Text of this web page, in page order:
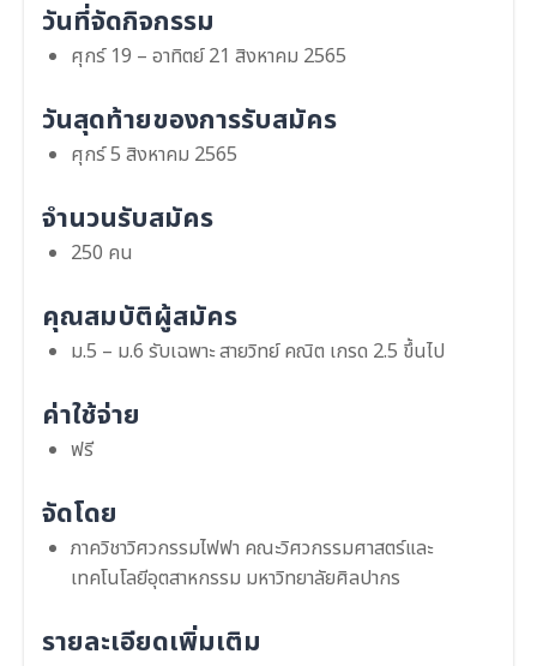
วันที่จัดกิจกรรม
ศุกร์ 19 – อาทิตย์ 21 สิงหาคม 2565
วันสุดท้ายของการรับสมัคร
ศุกร์ 5 สิงหาคม 2565
จำนวนรับสมัคร
250 คน
คุณสมบัติผู้สมัคร
ม.5 – ม.6 รับเฉพาะ สายวิทย์ คณิต เกรด 2.5 ขึ้นไป
ค่าใช้จ่าย
ฟรี
จัดโดย
ภาควิชาวิศวกรรมไฟฟา คณะวิศวกรรมศาสตร์และ
เทคโนโลยีอุตสาหกรรม มหาวิทยาลัยศิลปากร
รายละเอียดเพิ่มเติม